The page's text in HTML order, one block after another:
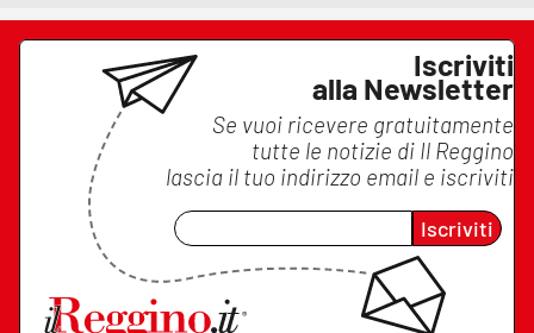
Iscriviti
alla Newsletter
Se vuoi ricevere gratuitamente
tutte le notizie di Il Reggino
lascia il tuo indirizzo email e iscriviti
Iscriviti